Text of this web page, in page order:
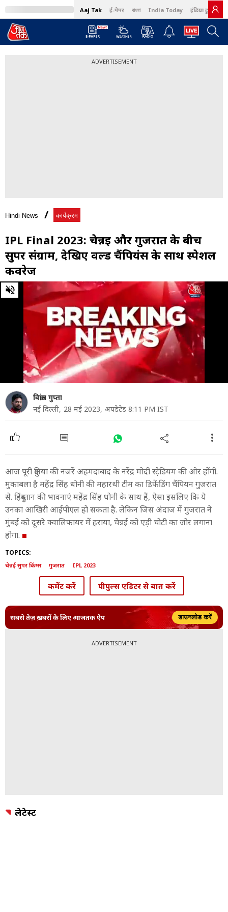
Aaj Tak ई-पेपर বাংলা India Today इंडिया टुडे हिंदी
ADVERTISEMENT
Hindi News कार्यक्रम
IPL Final 2023: चेन्नई और गुजरात के बीच
सुपर संग्राम, देखिए वर्ल्ड चैंपियंस के साथ स्पेशल
कवरेज
0
of
minutes,
seconds
विक्रांत गुप्ता
नई दिल्ली, 28 मई 2023, अपडेटेड 8:11 PM IST
आज पूरी दुनिया की नजरें अहमदाबाद के नरेंद्र मोदी स्टे़डियम की ओर होंगी.
मुकाबला है महेंद्र सिंह धोनी की महारथी टीम का डिफेंडिंग चैंपियन गुजरात
से. हिंदुस्तान की भावनाएं महेंद्र सिंह धोनी के साथ हैं, ऐसा इसलिए कि ये
उनका आखिरी आईपीएल हो सकता है. लेकिन जिस अंदाज में गुजरात ने
मुंबई को दूसरे क्वालिफायर में हराया, चेन्नई को एड़ी चोटी का जोर लगाना
होगा.
TOPICS:
चेन्नई सुपर किंग्स गुजरात IPL 2023
कमेंट करें पीपुल्स एडिटर से बात करें
सबसे तेज़ ख़बरों के लिए आजतक ऐप डाउनलोड करें
ADVERTISEMENT
लेटेस्ट